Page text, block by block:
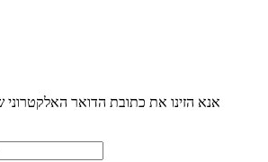
אנא הזינו את כתובת הדואר